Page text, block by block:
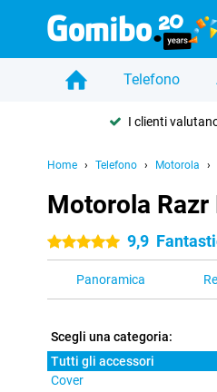
Telefono
I clienti
Home Telefono Motorola
Motorola
5 stelle 9,9
Panoramica
Scegli una categoria:
Tutti gli accessori
Cover